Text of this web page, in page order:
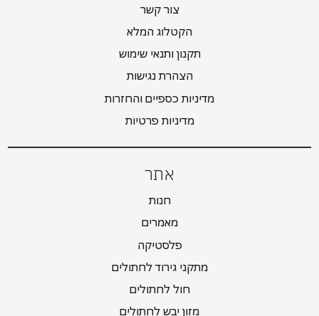
צור קשר
הקטלוג המלא
תקנון ותנאי שימוש
הצהרת נגישות
מדיניות כספיים והחזרות
מדיניות פרטיות
אתר
חנות
מאמרים
פלסטיקה
מתקני גירוד לחתולים
חול לחתולים
מזון יבש לחתולים